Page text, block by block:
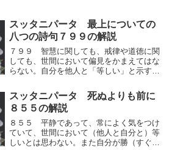
スッタニパータ 最上についての
八つの詩句７９９の解説
７９９ 智慧に関しても、戒律や道徳に関
しても、世間において偏見をかまえてはな
らない。自分を他人と「等しい」と示すこ
或いは「勝れている」とか考えてはならな
い。修行において智慧に関しても、戒律や
道徳に関して...
スッタニパータ 死ぬよりも前に
８５５の解説
８５５ 平静であって、常によく気をつけ
ていて、世間において（他人と自分と）等
しいとは思わない。また自分が勝（すぐ）